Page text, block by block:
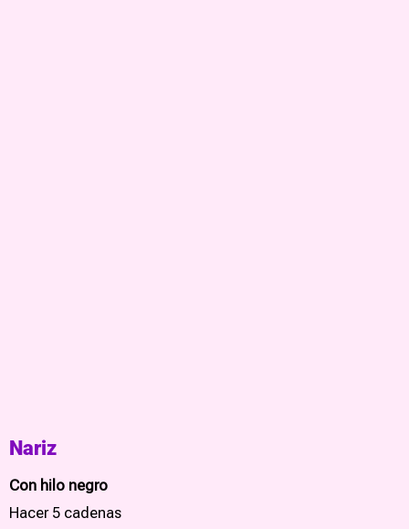
Nariz
Con hilo negro
Hacer 5 cadenas